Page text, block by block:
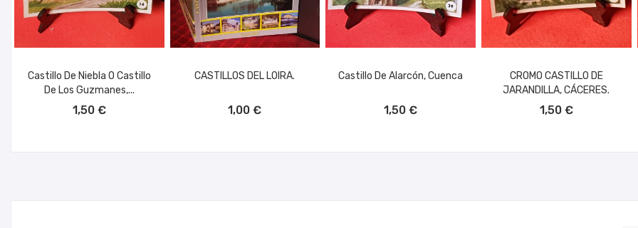
Castillo De Niebla O Castillo
De Los Guzmanes,...
1,50 €
CASTILLOS DEL LOIRA.
1,00 €
Castillo De Alarcón, Cuenca
1,50 €
CROMO CASTILLO DE
JARANDILLA, CÁCERES.
1,50 €